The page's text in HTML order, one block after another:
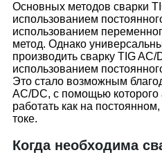
Основных методов сварки
использованием
использованием
метод. Однако
производить сварку TIG AC/
использованием
Это стало возможным
AC/DC, с помощью
работать как на
токе.
Когда необходима